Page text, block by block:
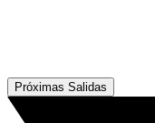
Próximas Salidas